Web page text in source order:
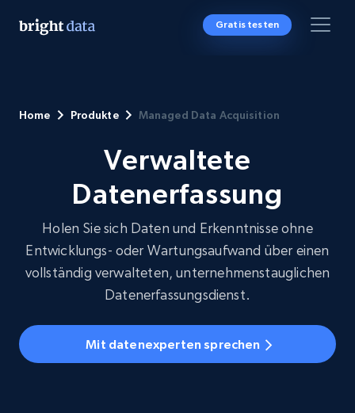
Gratis testen
Home Produkte Managed Data Acquisition
Verwaltete
Datenerfassung
Holen Sie sich Daten und Erkenntnisse ohne
Entwicklungs- oder Wartungsaufwand über einen
vollständig verwalteten, unternehmenstauglichen
Datenerfassungsdienst.
Mit datenexperten sprechen